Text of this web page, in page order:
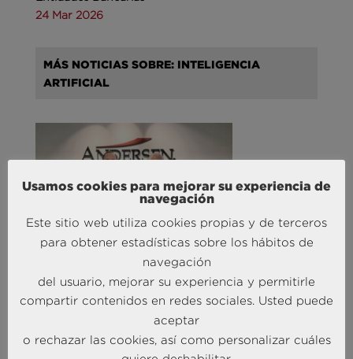
24 Mar 2026
MÁS NOTICIAS SOBRE: INTELIGENCIA
ARTIFICIAL
Andersen Consulting refuerza su equipo en España
con la incorporación de Carlos Alonso y Javier
Mateos
27 Abr 2026
MÁS NOTICIAS SOBRE: TURISMO & OCIO
Usamos cookies para mejorar su experiencia de
navegación
Este sitio web utiliza cookies propias y de terceros
para obtener estadísticas sobre los hábitos de
navegación
del usuario, mejorar su experiencia y permitirle
compartir contenidos en redes sociales. Usted puede
aceptar
o rechazar las cookies, así como personalizar cuáles